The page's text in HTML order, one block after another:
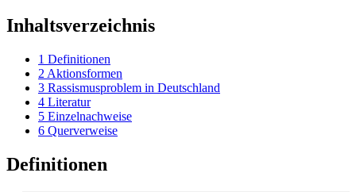
Inhaltsverzeichnis
1 Definitionen
2 Aktionsformen
3 Rassismusproblem in Deutschland
4 Literatur
5 Einzelnachweise
6 Querverweise
Definitionen